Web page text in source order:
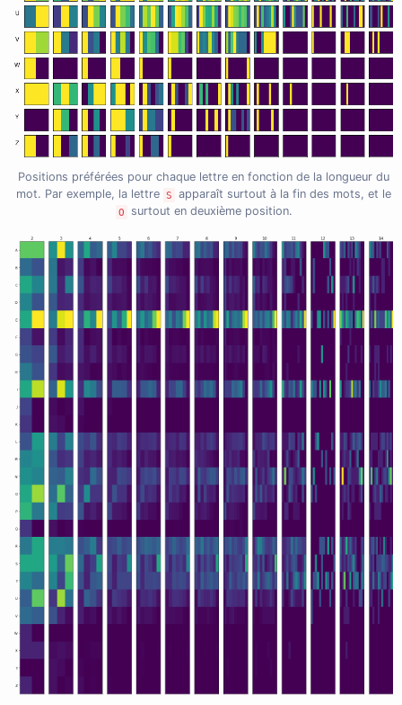
Positions préférées pour chaque lettre en fonction de la longueur du
mot. Par exemple, la lettre S apparaît surtout à la fin des mots, et le
O surtout en deuxième position.